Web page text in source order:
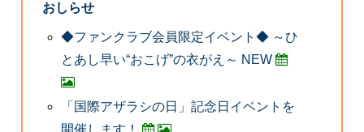
おしらせ
◆ファンクラブ会員限定イベント◆ ～ひ
とあし早い“おこげ”の衣がえ～ NEW
「国際アザラシの日」記念日イベントを
開催します！